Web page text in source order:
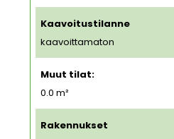
Kaavoitustilanne
kaavoittamaton
Muut tilat:
0.0 m²
Rakennukset